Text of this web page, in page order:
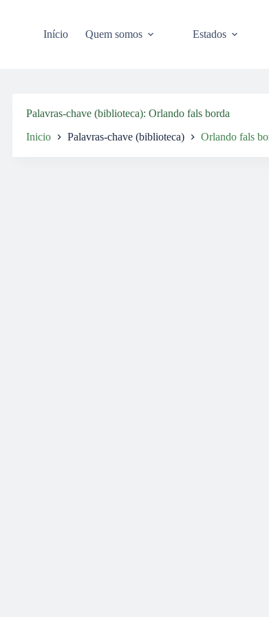
Início Quem somos Estados
Palavras-chave (biblioteca) Orlando fals borda
Inicio Palavras-chave (biblioteca) Orlando fals